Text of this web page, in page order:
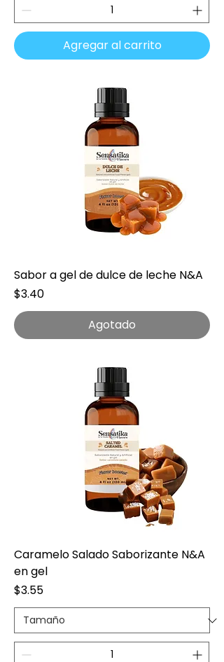
Agregar al carrito
Sabor a gel de dulce de leche N&A
Precio
$3.40
Agotado
Caramelo Salado Saborizante N&A
en gel
Precio
$3.55